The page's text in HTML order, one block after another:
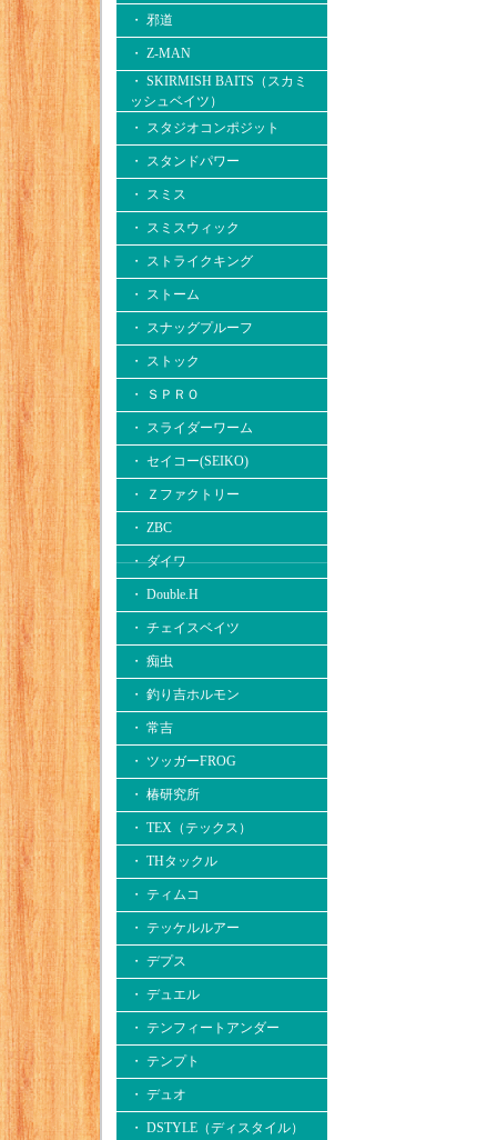
・ 邪道
・ Z-MAN
・ SKIRMISH BAITS（スカミ
ッシュベイツ）
・ スタジオコンポジット
・ スタンドパワー
・ スミス
・ スミスウィック
・ ストライクキング
・ ストーム
・ スナッグプルーフ
・ ストック
・ ＳＰＲＯ
・ スライダーワーム
・ セイコー(SEIKO)
・ Ｚファクトリー
・ ZBC
・ ダイワ
・ Double.H
・ チェイスベイツ
・ 痴虫
・ 釣り吉ホルモン
・ 常吉
・ ツッガーFROG
・ 椿研究所
・ TEX（テックス）
・ THタックル
・ ティムコ
・ テッケルルアー
・ デプス
・ デュエル
・ テンフィートアンダー
・ テンプト
・ デュオ
・ DSTYLE（ディスタイル）